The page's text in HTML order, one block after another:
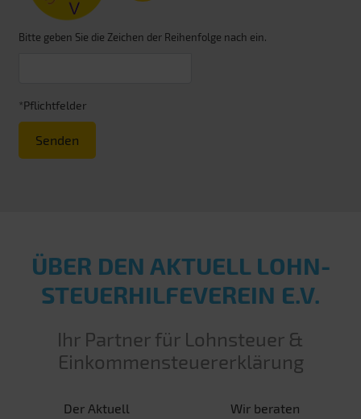
Bitte geben Sie die Zeichen der Reihenfolge nach ein.
*Pflichtfelder
Senden
ÜBER DEN AKTUELL LOHN­
STEUER­HILFE­VEREIN E.V.
Ihr Partner für Lohnsteuer &
Einkommensteuererklärung
Der Aktuell
Wir beraten